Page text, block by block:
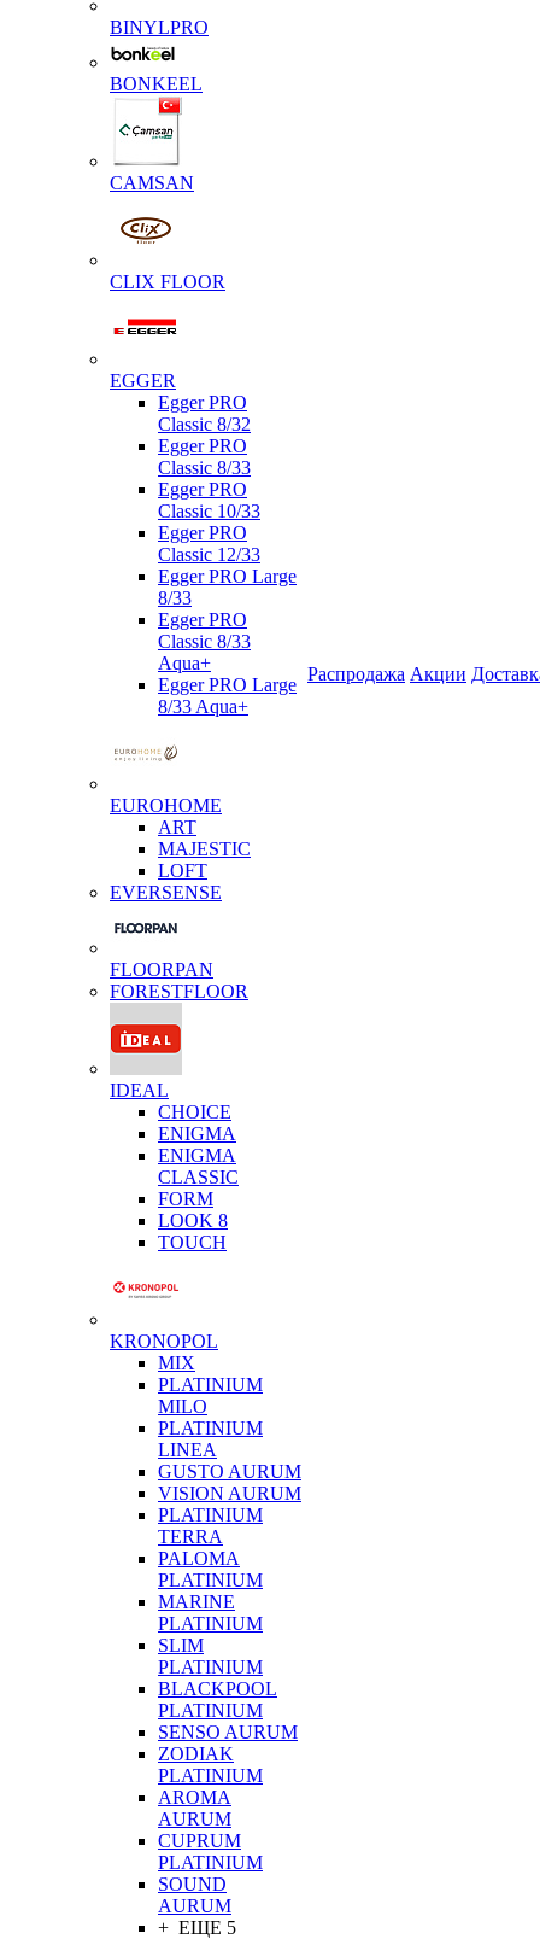
BINYLPRO
BONKEEL
CAMSAN
CLIX FLOOR
EGGER
Egger PRO
Classic 8/32
Egger PRO
Classic 8/33
Egger PRO
Classic 10/33
Egger PRO
Classic 12/33
Egger PRO Large
8/33
Egger PRO
Classic 8/33
Aqua+
Egger PRO Large
8/33 Aqua+
EUROHOME
ART
MAJESTIC
LOFT
EVERSENSE
FLOORPAN
FORESTFLOOR
IDEAL
CHOICE
ENIGMA
ENIGMA
CLASSIC
FORM
LOOK 8
TOUCH
KRONOPOL
MIX
PLATINIUM
MILO
PLATINIUM
LINEA
GUSTO AURUM
VISION AURUM
PLATINIUM
TERRA
PALOMA
PLATINIUM
MARINE
PLATINIUM
SLIM
PLATINIUM
BLACKPOOL
PLATINIUM
SENSO AURUM
ZODIAK
PLATINIUM
AROMA
AURUM
CUPRUM
PLATINIUM
SOUND
AURUM
+ ЕЩЕ 5
Распродажа Акции